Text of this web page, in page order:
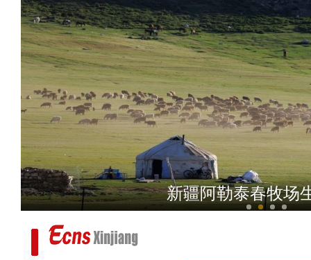
作家甘灵辉：用诗歌记录喀什
来自哈雷彗星的“礼物” 宝